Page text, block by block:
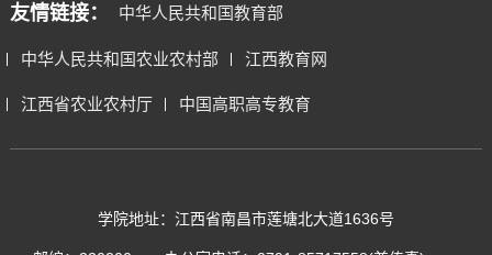
友情链接： 中华人民共和国教育部
中华人民共和国农业农村部 江西教育网
江西省农业农村厅 中国高职高专教育
学院地址：江西省南昌市莲塘北大道1636号